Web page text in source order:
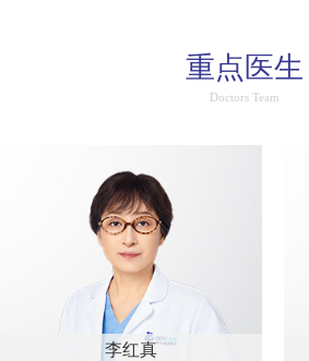
重点医生
Doctors Team
李红真